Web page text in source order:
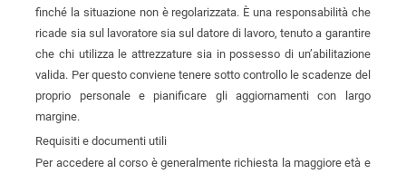
finché la situazione non è regolarizzata. È una responsabilità che
ricade sia sul lavoratore sia sul datore di lavoro, tenuto a garantire
che chi utilizza le attrezzature sia in possesso di un’abilitazione
valida. Per questo conviene tenere sotto controllo le scadenze del
proprio personale e pianificare gli aggiornamenti con largo
margine.
Requisiti e documenti utili
Per accedere al corso è generalmente richiesta la maggiore età e